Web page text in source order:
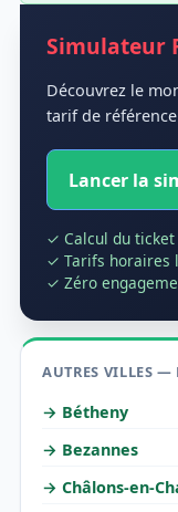
Simulateur
Découvrez le
tarif de
Lancer la
✓ Calcul du
✓ Tarifs horaires
✓ Zéro
AUTRES VILLES —
→ Bétheny
→ Bezannes
→ Châlons-en-